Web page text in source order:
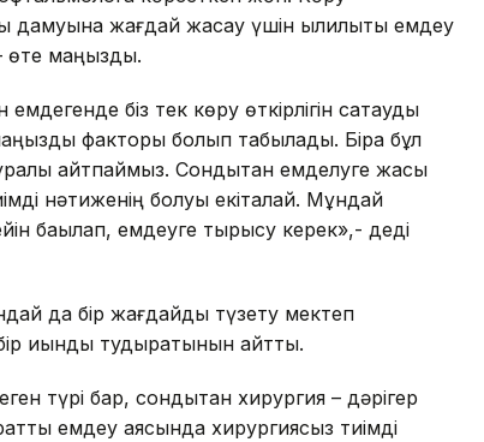
дамуына жағдай жасау үшін қылилықты емдеу
өте маңызды.
біз тек көру өткірлігін сақтауды
факторы болып табылады. Бірақ бұл
айтпаймыз. Сондықтан емделуге жасы
нәтиженің болуы екіталай. Мұндай
бақылап, емдеуге тырысу керек»,- деді
да бір жағдайды түзету мектеп
қиындық тудыратынын айтты.
түрі бар, сондықтан хирургия – дәрігер
емдеу аясында хирургиясыз тиімді